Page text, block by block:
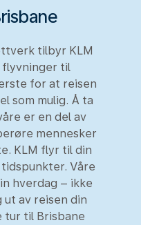
tilbyr KLM
flyvninger til
for at reisen
som mulig. Å ta
er en del av
mennesker
KLM flyr til din
Våre
hverdag – ikke
ut av reisen din
tur til Brisbane